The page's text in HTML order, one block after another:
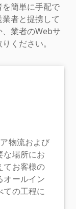
簡単に手配で
者と提携して
業者のWebサ
ください。
物流および
な場所にお
てお客様の
オールイン
ての工程に